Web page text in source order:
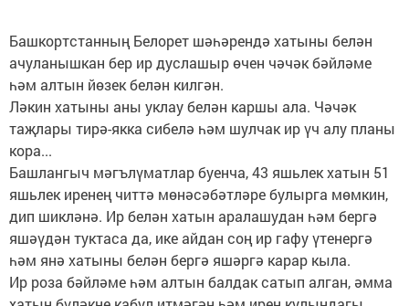
Башкортстанның Белорет шәһәрендә хатыны белән
ачуланышкан бер ир дуслашыр өчен чәчәк бәйләме
һәм алтын йөзек белән килгән.
Ләкин хатыны аны уклау белән каршы ала. Чәчәк
таҗлары тирә-якка сибелә һәм шулчак ир үч алу планы
кора...
Башлангыч мәгълүматлар буенча, 43 яшьлек хатын 51
яшьлек иренең читтә мөнәсәбәтләре булырга мөмкин,
дип шикләнә. Ир белән хатын аралашудан һәм бергә
яшәүдән туктаса да, ике айдан соң ир гафу үтенергә
һәм янә хатыны белән бергә яшәргә карар кыла.
Ир роза бәйләме һәм алтын балдак сатып алган, әмма